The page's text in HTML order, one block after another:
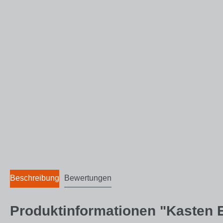
Beschreibung Bewertungen
Produktinformationen "Kasten